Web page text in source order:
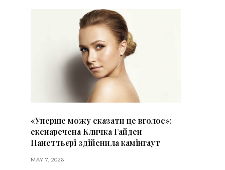
«Уперше можу сказати це вголос»:
екснаречена Кличка Гайден
Панеттьєрі здійснила камінгаут
MAY 7, 2026